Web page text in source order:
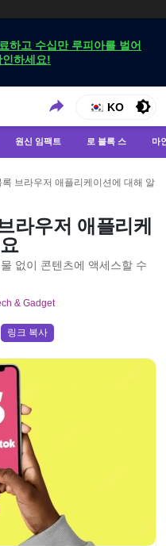
하고 수십만 루피아를 벌어
하세요!
뉴스
만 최신 게임 뉴스 받기
KO
원신 임팩트 로 블록 스 마
브라우저 애플리케이션에 대해 알
라우저 애플리케
없이 콘텐츠에 액세스할 수
& Gadget
링크 복사